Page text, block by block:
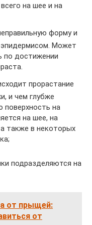
на шее и на
форму и
Может
по достижении
прорастание
и чем глубже
поверхность на
на шее, на
также в некоторых
подразделяются на
от прыщей:
от